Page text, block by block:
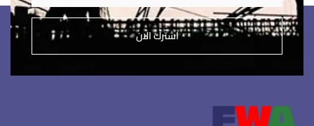
اشترك الان